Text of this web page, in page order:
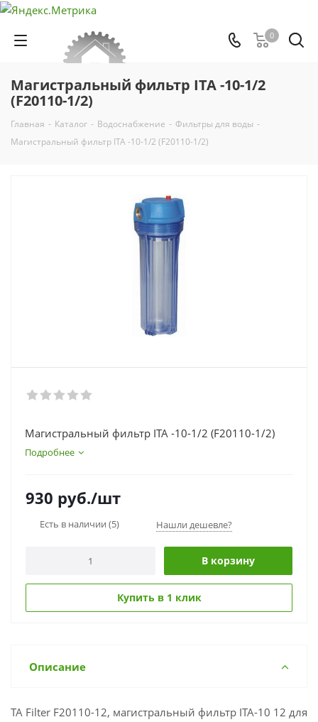
0
Магистральный фильтр ITA -10-1/2
(F20110-1/2)
Главная - Каталог - Водоснабжение - Фильтры для воды -
Магистральный фильтр ITA -10-1/2 (F20110-1/2)
Магистральный фильтр ITA -10-1/2 (F20110-1/2)
Подробнее
930 руб./шт
Есть в наличии (5) Нашли дешевле?
В корзину
Купить в 1 клик
Описание
TA Filter F20110-12, магистральный фильтр ITA-10 12 для